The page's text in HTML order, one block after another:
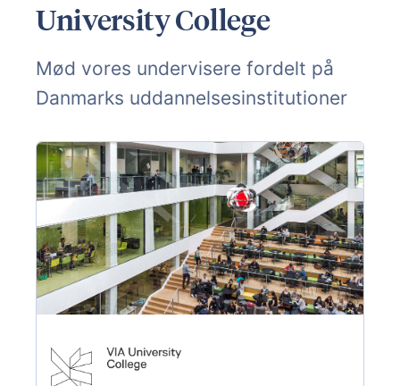
University College
Mød vores undervisere fordelt på
Danmarks uddannelsesinstitutioner